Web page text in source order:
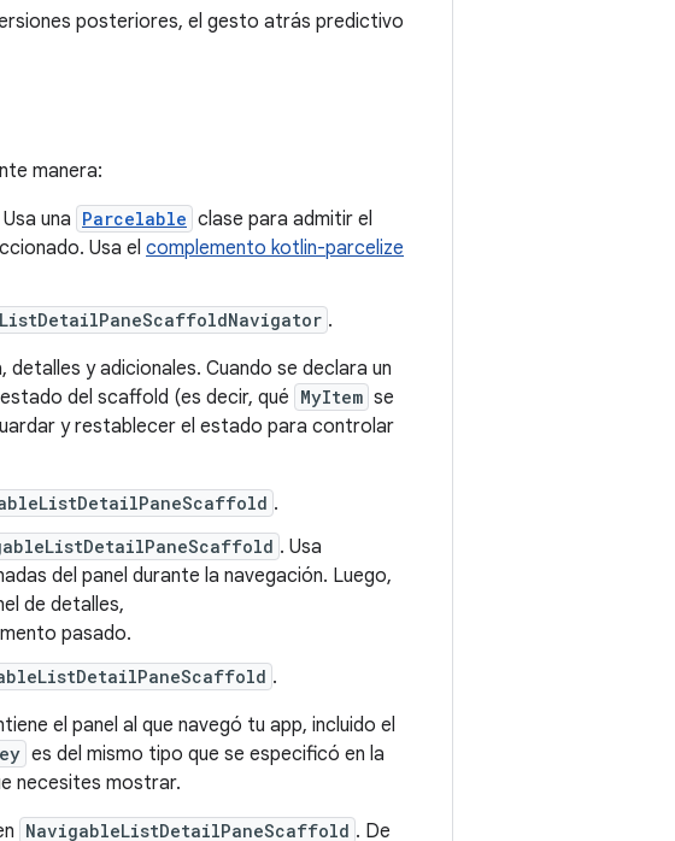
posteriores, el gesto atrás predictivo
manera:
una Parcelable clase para admitir el
Usa el complemento kotlin-parcelize
.
y adicionales. Cuando se declara un
del scaffold (es decir, qué MyItem se
y restablecer el estado para controlar
.
. Usa
del panel durante la navegación. Luego,
de detalles,
pasado.
.
el panel al que navegó tu app, incluido el
es del mismo tipo que se especificó en la
necesites mostrar.
NavigableListDetailPaneScaffold . De